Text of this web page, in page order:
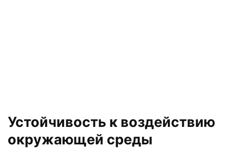
Устойчивость к воздействию
окружающей среды